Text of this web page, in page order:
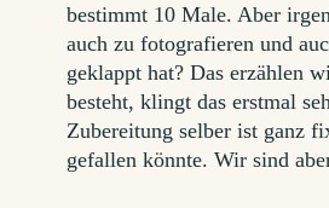
bestimmt 10 Male. Aber
auch zu fotografieren und
geklappt hat? Das erzählen
besteht, klingt das erstmal
Zubereitung selber ist ganz
gefallen könnte. Wir sind